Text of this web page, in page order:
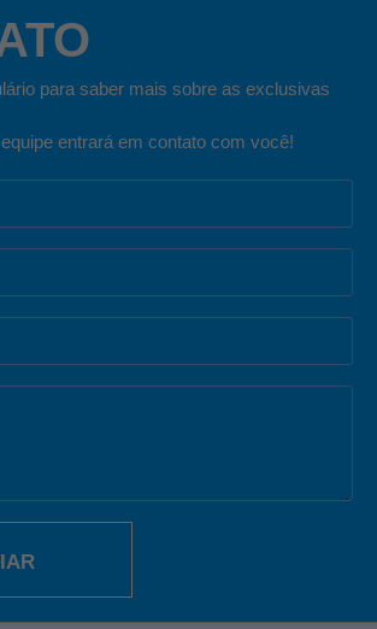
para saber mais sobre as exclusivas
entrará em contato com você!